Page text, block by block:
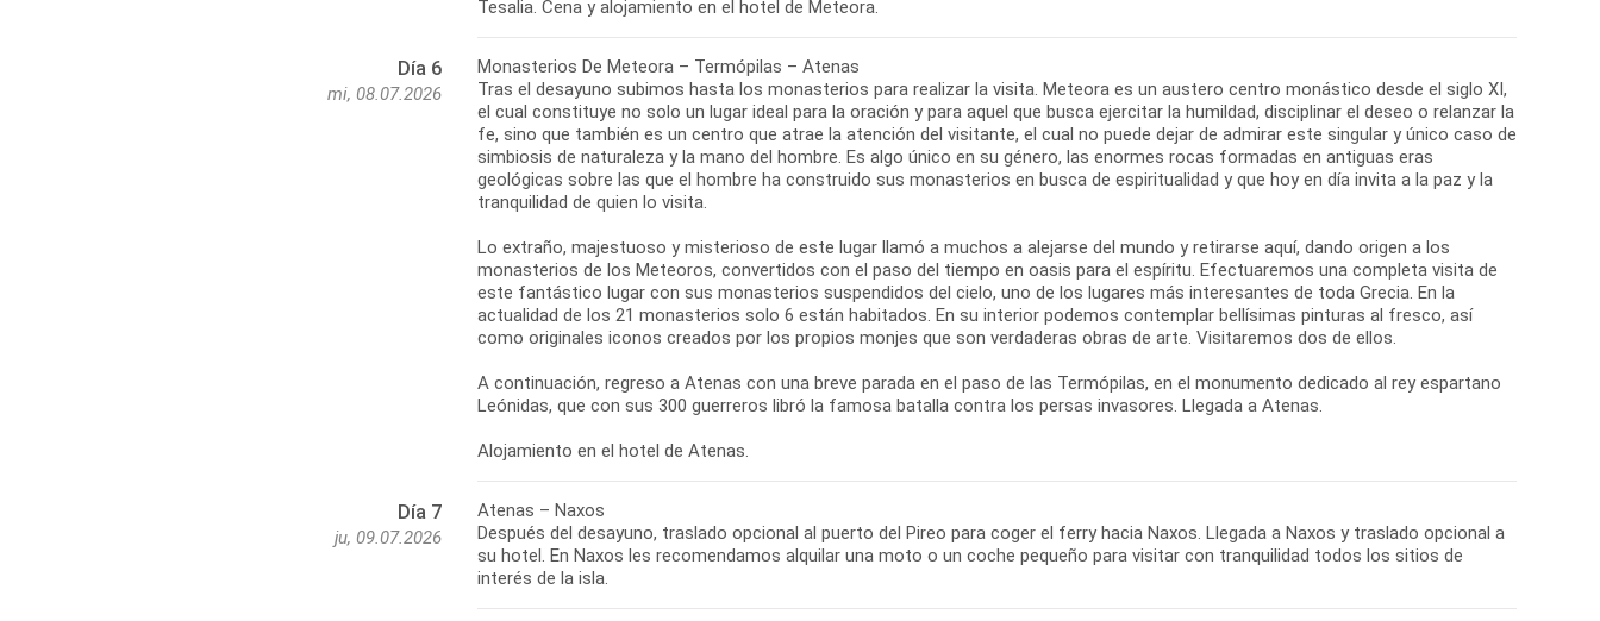
Día 6
mi, 08.07.2026
Monasterios De Meteora – Termópilas – Atenas
Tras el desayuno subimos hasta los monasterios para realizar la visita. Meteora es un austero centro monástico desde el siglo XI,
el cual constituye no solo un lugar ideal para la oración y para aquel que busca ejercitar la humildad, disciplinar el deseo o relanzar la
fe, sino que también es un centro que atrae la atención del visitante, el cual no puede dejar de admirar este singular y único caso de
simbiosis de naturaleza y la mano del hombre. Es algo único en su género, las enormes rocas formadas en antiguas eras
geológicas sobre las que el hombre ha construido sus monasterios en busca de espiritualidad y que hoy en día invita a la paz y la
tranquilidad de quien lo visita.
Lo extraño, majestuoso y misterioso de este lugar llamó a muchos a alejarse del mundo y retirarse aquí, dando origen a los
monasterios de los Meteoros, convertidos con el paso del tiempo en oasis para el espíritu. Efectuaremos una completa visita de
este fantástico lugar con sus monasterios suspendidos del cielo, uno de los lugares más interesantes de toda Grecia. En la
actualidad de los 21 monasterios solo 6 están habitados. En su interior podemos contemplar bellísimas pinturas al fresco, así
como originales iconos creados por los propios monjes que son verdaderas obras de arte. Visitaremos dos de ellos.
A continuación, regreso a Atenas con una breve parada en el paso de las Termópilas, en el monumento dedicado al rey espartano
Leónidas, que con sus 300 guerreros libró la famosa batalla contra los persas invasores. Llegada a Atenas.
Día 7
ju, 09.07.2026
Atenas – Naxos
Después del desayuno, traslado opcional al puerto del Pireo para coger el ferry hacia Naxos. Llegada a Naxos y traslado opcional a
su hotel. En Naxos les recomendamos alquilar una moto o un coche pequeño para visitar con tranquilidad todos los sitios de